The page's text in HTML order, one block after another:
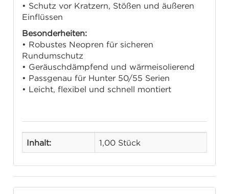
• Schutz vor Kratzern, Stößen und äußeren
Einflüssen
Besonderheiten:
• Robustes Neopren für sicheren
Rundumschutz
• Geräuschdämpfend und wärmeisolierend
• Passgenau für Hunter 50/55 Serien
• Leicht, flexibel und schnell montiert
Inhalt: 1,00 Stück